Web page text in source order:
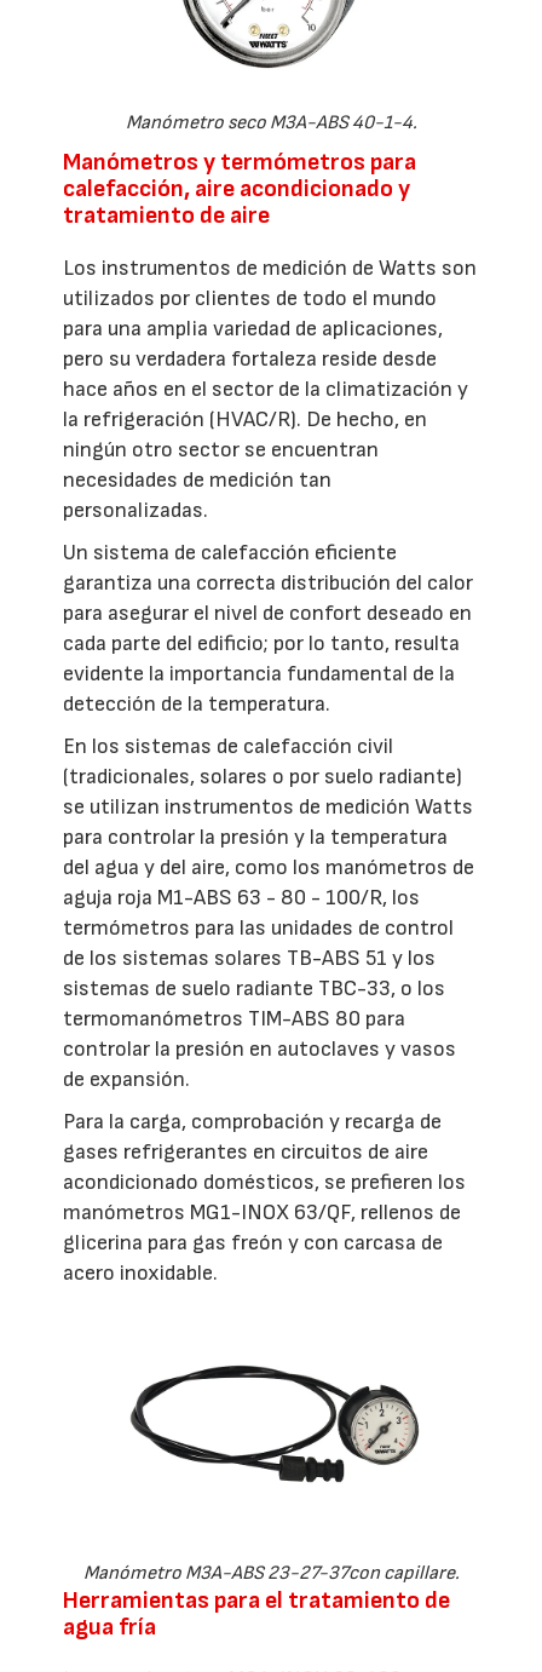
Manómetro seco M3A-ABS 40-1-4.
Manómetros y termómetros para
calefacción, aire acondicionado y
tratamiento de aire
Los instrumentos de medición de Watts son
utilizados por clientes de todo el mundo
para una amplia variedad de aplicaciones,
pero su verdadera fortaleza reside desde
hace años en el sector de la climatización y
la refrigeración (HVAC/R). De hecho, en
ningún otro sector se encuentran
necesidades de medición tan
personalizadas.
Un sistema de calefacción eficiente
garantiza una correcta distribución del calor
para asegurar el nivel de confort deseado en
cada parte del edificio; por lo tanto, resulta
evidente la importancia fundamental de la
detección de la temperatura.
En los sistemas de calefacción civil
(tradicionales, solares o por suelo radiante)
se utilizan instrumentos de medición Watts
para controlar la presión y la temperatura
del agua y del aire, como los manómetros de
aguja roja M1-ABS 63 - 80 - 100/R, los
termómetros para las unidades de control
de los sistemas solares TB-ABS 51 y los
sistemas de suelo radiante TBC-33, o los
termomanómetros TIM-ABS 80 para
controlar la presión en autoclaves y vasos
de expansión.
Para la carga, comprobación y recarga de
gases refrigerantes en circuitos de aire
acondicionado domésticos, se prefieren los
manómetros MG1-INOX 63/QF, rellenos de
glicerina para gas freón y con carcasa de
acero inoxidable.
Manómetro M3A-ABS 23-27-37con capillare.
Herramientas para el tratamiento de
agua fría